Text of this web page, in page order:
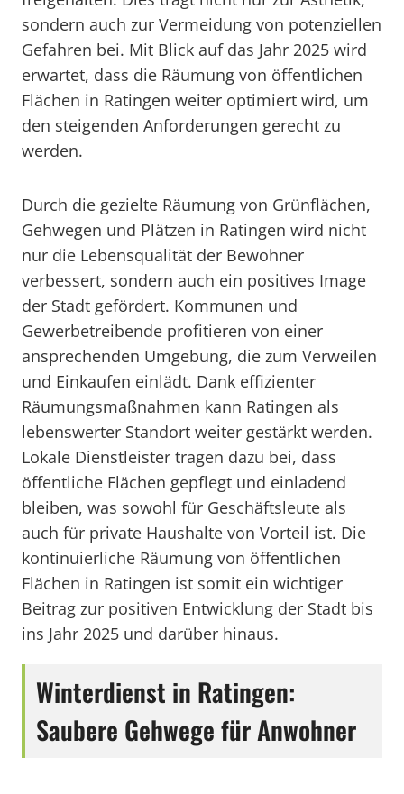
sondern auch zur Vermeidung von potenziellen
Gefahren bei. Mit Blick auf das Jahr 2025 wird
erwartet, dass die Räumung von öffentlichen
Flächen in Ratingen weiter optimiert wird, um
den steigenden Anforderungen gerecht zu
werden.
Durch die gezielte Räumung von Grünflächen,
Gehwegen und Plätzen in Ratingen wird nicht
nur die Lebensqualität der Bewohner
verbessert, sondern auch ein positives Image
der Stadt gefördert. Kommunen und
Gewerbetreibende profitieren von einer
ansprechenden Umgebung, die zum Verweilen
und Einkaufen einlädt. Dank effizienter
Räumungsmaßnahmen kann Ratingen als
lebenswerter Standort weiter gestärkt werden.
Lokale Dienstleister tragen dazu bei, dass
öffentliche Flächen gepflegt und einladend
bleiben, was sowohl für Geschäftsleute als
auch für private Haushalte von Vorteil ist. Die
kontinuierliche Räumung von öffentlichen
Flächen in Ratingen ist somit ein wichtiger
Beitrag zur positiven Entwicklung der Stadt bis
ins Jahr 2025 und darüber hinaus.
Winterdienst in Ratingen:
Saubere Gehwege für Anwohner